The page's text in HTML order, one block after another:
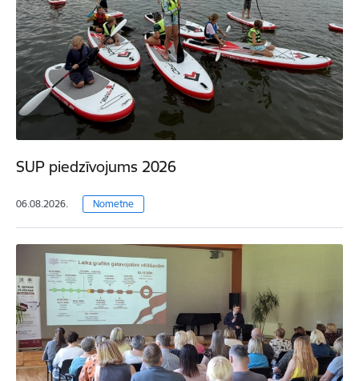
SUP piedzīvojums 2026
06.08.2026. Nometne